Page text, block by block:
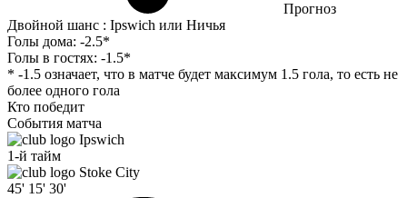
Прогноз
Двойной шанс : Ipswich или Ничья
Голы дома: -2.5*
Голы в гостях: -1.5*
* -1.5 означает, что в матче будет максимум 1.5 гола, то есть не
более одного гола
Кто победит
События матча
Ipswich
1-й тайм
Stoke City
45' 15' 30'